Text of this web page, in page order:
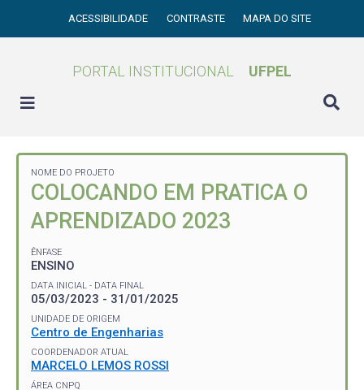
ACESSIBILIDADE CONTRASTE MAPA DO SITE
PORTAL INSTITUCIONAL UFPEL
NOME DO PROJETO
COLOCANDO EM PRATICA O
APRENDIZADO 2023
ÊNFASE
ENSINO
DATA INICIAL - DATA FINAL
05/03/2023 - 31/01/2025
UNIDADE DE ORIGEM
Centro de Engenharias
COORDENADOR ATUAL
MARCELO LEMOS ROSSI
ÁREA CNPQ